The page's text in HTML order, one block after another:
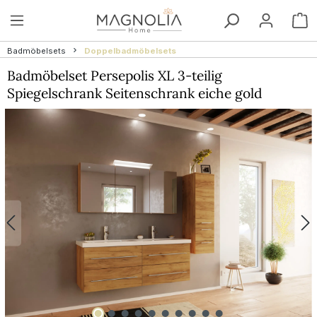
Zum Hauptinhalt springen
Badmöbelsets Doppelbadmöbelsets
Badmöbelset Persepolis XL 3-teilig
Spiegelschrank Seitenschrank eiche gold
Bildergalerie überspringen